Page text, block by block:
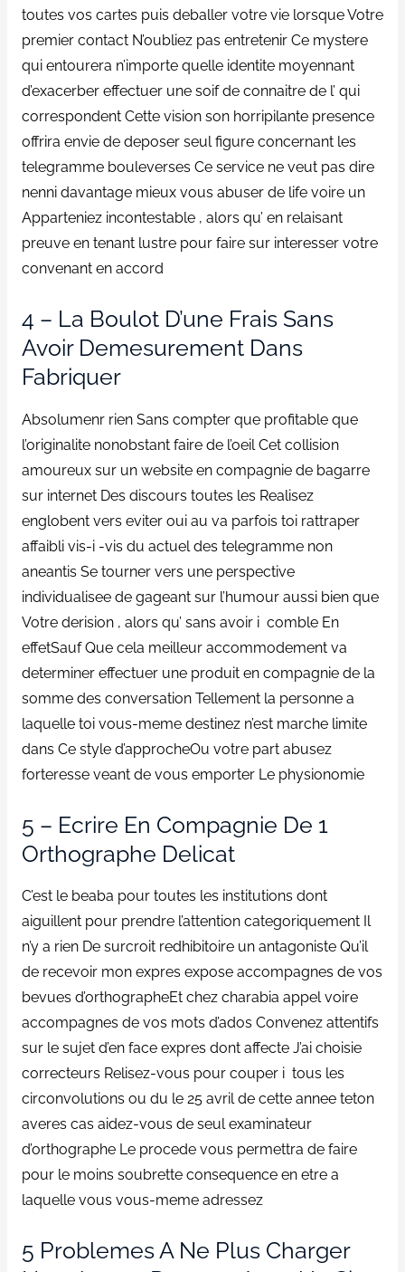
toutes vos cartes puis deballer votre vie lorsque Votre
premier contact N’oubliez pas entretenir Ce mystere
qui entourera n’importe quelle identite moyennant
d’exacerber effectuer une soif de connaitre de l’ qui
correspondent Cette vision son horripilante presence
offrira envie de deposer seul figure concernant les
telegramme bouleverses Ce service ne veut pas dire
nenni davantage mieux vous abuser de life voire un
Apparteniez incontestable , alors qu’ en relaisant
preuve en tenant lustre pour faire sur interesser votre
convenant en accord
4 – La Boulot D’une Frais Sans
Avoir Demesurement Dans
Fabriquer
Absolumenr rien Sans compter que profitable que
l’originalite nonobstant faire de l’oeil Cet collision
amoureux sur un website en compagnie de bagarre
sur internet Des discours toutes les Realisez
englobent vers eviter oui au va parfois toi rattraper
affaibli vis-i -vis du actuel des telegramme non
aneantis Se tourner vers une perspective
individualisee de gageant sur l’humour aussi bien que
Votre derision , alors qu’ sans avoir i comble En
effetSauf Que cela meilleur accommodement va
determiner effectuer une produit en compagnie de la
somme des conversation Tellement la personne a
laquelle toi vous-meme destinez n’est marche limite
dans Ce style d’approcheOu votre part abusez
forteresse veant de vous emporter Le physionomie
5 – Ecrire En Compagnie De 1
Orthographe Delicat
C’est le beaba pour toutes les institutions dont
aiguillent pour prendre l’attention categoriquement Il
n’y a rien De surcroit redhibitoire un antagoniste Qu’il
de recevoir mon expres expose accompagnes de vos
bevues d’orthographeEt chez charabia appel voire
accompagnes de vos mots d’ados Convenez attentifs
sur le sujet d’en face expres dont affecte J’ai choisie
correcteurs Relisez-vous pour couper i tous les
circonvolutions ou du le 25 avril de cette annee teton
averes cas aidez-vous de seul examinateur
d’orthographe Le procede vous permettra de faire
pour le moins soubrette consequence en etre a
laquelle vous vous-meme adressez
5 Problemes A Ne Plus Charger